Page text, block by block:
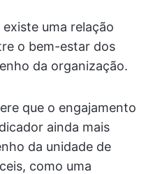
uma relação
o bem-estar dos
da organização.
que o engajamento
ainda mais
da unidade de
como uma